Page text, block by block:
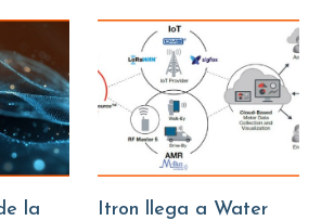
Itron llega a Water